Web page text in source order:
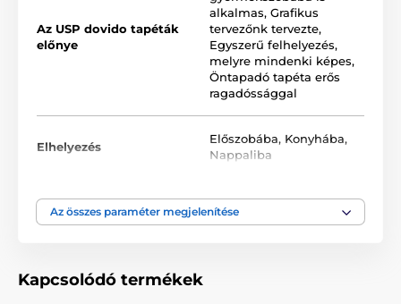
rögzítést. A nyomtatási eljárásnak köszönhetően
kiválóan ellenállnak a külső hatásoknak, és megőrzik
színeik intenzitását.
Az öntapadós tapéta mérete tekercsben (szélesség x
A tekercses tapéták ismétlődő mintával rendelkeznek,
mérete49x1000 cm.
Az USP dovido tapéták
előnye
alkalmas, Grafikus
tervezőnk tervezte,
Egyszerű felhelyezés,
melyre mindenki képes,
Öntapadó tapéta erős
ragadóssággal
Elhelyezés
Előszobába, Konyhába,
Nappaliba
Szín Fehér,Zöld
Az összes paraméter megjelenítése
Kapcsolódó termékek